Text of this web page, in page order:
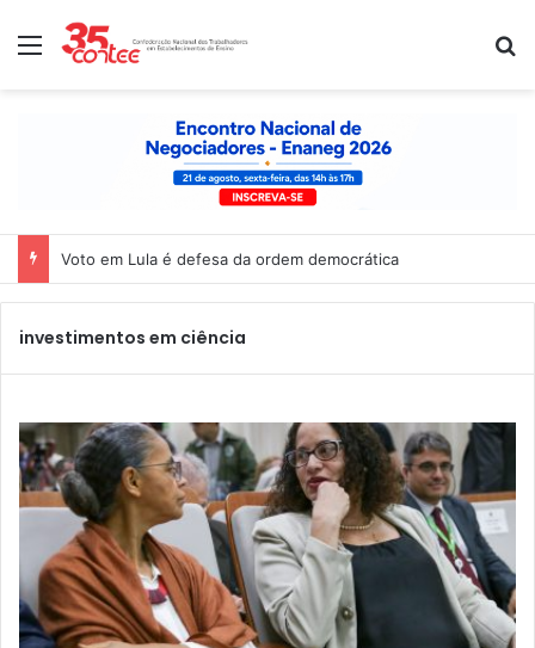
Menu
Voto em Lula é defesa da ordem democrática
investimentos em ciência